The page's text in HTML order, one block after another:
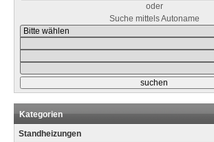
oder
Suche mittels Autoname
Kategorien
Standheizungen